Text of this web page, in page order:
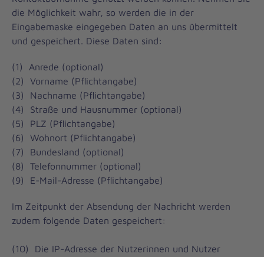
die Möglichkeit wahr, so werden die in der
Eingabemaske eingegeben Daten an uns übermittelt
und gespeichert. Diese Daten sind:
(1) Anrede (optional)
(2) Vorname (Pflichtangabe)
(3) Nachname (Pflichtangabe)
(4) Straße und Hausnummer (optional)
(5) PLZ (Pflichtangabe)
(6) Wohnort (Pflichtangabe)
(7) Bundesland (optional)
(8) Telefonnummer (optional)
(9) E-Mail-Adresse (Pflichtangabe)
Im Zeitpunkt der Absendung der Nachricht werden
zudem folgende Daten gespeichert:
(10) Die IP-Adresse der Nutzerinnen und Nutzer